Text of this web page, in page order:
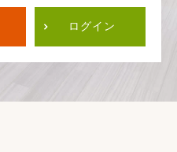
ログイン